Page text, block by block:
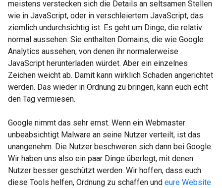
meistens verstecken sich die Details an seltsamen Stellen
wie in JavaScript, oder in verschleiertem JavaScript, das
ziemlich undurchsichtig ist. Es geht um Dinge, die relativ
normal aussehen. Sie enthalten Domains, die wie Google
Analytics aussehen, von denen ihr normalerweise
JavaScript herunterladen würdet. Aber ein einzelnes
Zeichen weicht ab. Damit kann wirklich Schaden angerichtet
werden. Das wieder in Ordnung zu bringen, kann euch echt
den Tag vermiesen.
Google nimmt das sehr ernst. Wenn ein Webmaster
unbeabsichtigt Malware an seine Nutzer verteilt, ist das
unangenehm. Die Nutzer beschweren sich dann bei Google.
Wir haben uns also ein paar Dinge überlegt, mit denen
Nutzer besser geschützt werden. Wir hoffen, dass euch
diese Tools helfen, Ordnung zu schaffen und eure Website